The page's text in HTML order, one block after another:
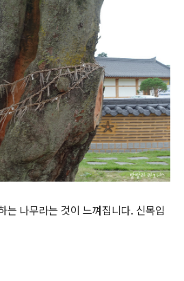
는 나무라는 것이 느껴집니다. 신목입